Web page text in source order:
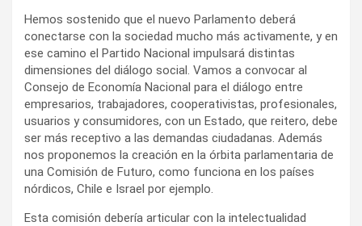
Hemos sostenido que el nuevo Parlamento deberá
conectarse con la sociedad mucho más activamente, y en
ese camino el Partido Nacional impulsará distintas
dimensiones del diálogo social. Vamos a convocar al
Consejo de Economía Nacional para el diálogo entre
empresarios, trabajadores, cooperativistas, profesionales,
usuarios y consumidores, con un Estado, que reitero, debe
ser más receptivo a las demandas ciudadanas. Además
nos proponemos la creación en la órbita parlamentaria de
una Comisión de Futuro, como funciona en los países
nórdicos, Chile e Israel por ejemplo.
Esta comisión debería articular con la intelectualidad